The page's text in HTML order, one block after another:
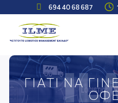
 694 40 68 687 
ΓΙΑΤΙ ΝΑ